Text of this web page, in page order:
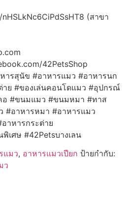
(สาขา
42PetsShop
ารสุนัข #อาหารแมว #อาหารนก
าย #ของเล่นคอนโดแมว #อุปกรณ์
อ #ขนมแมว #ขนมหมา #ทาส
#อาหารหมา #อาหารแมว
าหารกระต่าย
เศษ #42Petsบางเลน
แมว, อาหารแมวเปียก ป้ายกำกับ:
ว